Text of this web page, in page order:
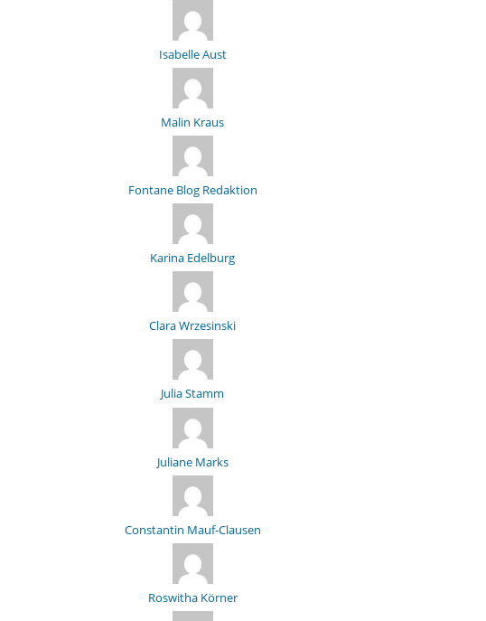
Isabelle Aust
Malin Kraus
Fontane Blog Redaktion
Karina Edelburg
Clara Wrzesinski
Julia Stamm
Juliane Marks
Constantin Mauf-Clausen
Roswitha Körner